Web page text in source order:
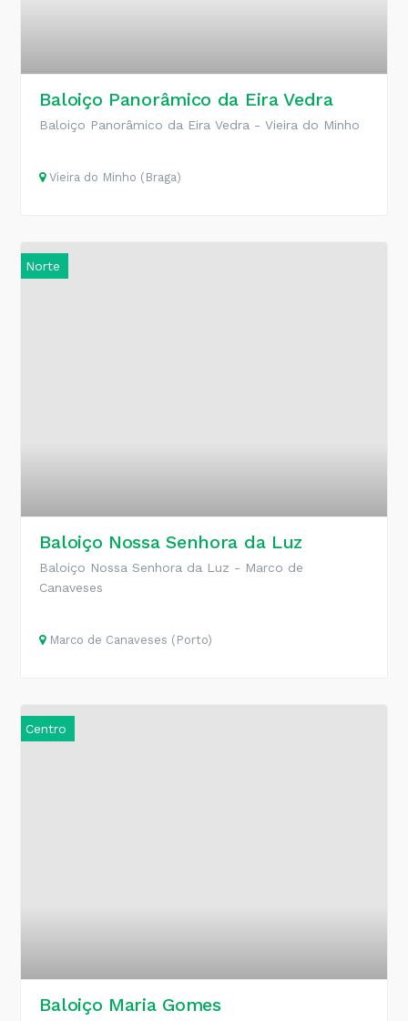
Baloiço Panorâmico da Eira Vedra
Baloiço Panorâmico da Eira Vedra - Vieira do Minho
Vieira do Minho (Braga)
Norte
Baloiço Nossa Senhora da Luz
Baloiço Nossa Senhora da Luz - Marco de
Canaveses
Marco de Canaveses (Porto)
Centro
Baloiço Maria Gomes